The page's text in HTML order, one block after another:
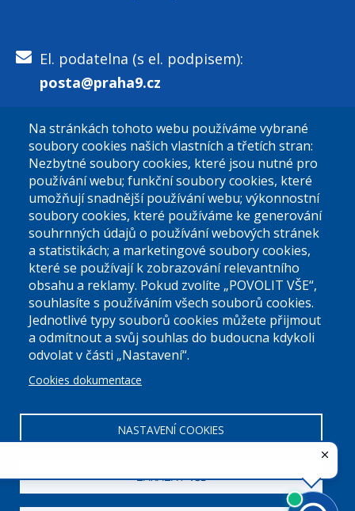
El. podatelna (s el. podpisem):
posta@praha9.cz
El. podatelna (bez el. podpisu):
podatelna@praha9.cz
Úřední dny:
Po a St: 08.00-12.00; 13.00-18.00
Úřední hodiny
00063894DIČ:CZ00063894
Na stránkách tohoto webu používáme vybrané
soubory cookies našich vlastních a třetích stran:
Nezbytné soubory cookies, které jsou nutné pro
používání webu; funkční soubory cookies, které
umožňují snadnější používání webu; výkonnostní
soubory cookies, které používáme ke generování
souhrnných údajů o používání webových stránek
a statistikách; a marketingové soubory cookies,
které se používají k zobrazování relevantního
obsahu a reklamy. Pokud zvolíte „POVOLIT VŠE“,
souhlasíte s používáním všech souborů cookies.
Jednotlivé typy souborů cookies můžete přijmout
a odmítnout a svůj souhlas do budoucna kdykoli
odvolat v části „Nastavení“.
Cookies dokumentace
NASTAVENÍ COOKIES
ZAKÁZAT VŠE